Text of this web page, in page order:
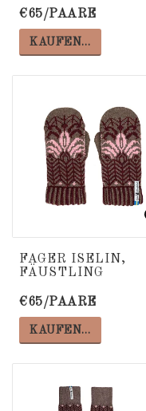
€65/PAARE
KAUFEN…
FAGER ISELIN,
FÄUSTLING
€65/PAARE
KAUFEN…